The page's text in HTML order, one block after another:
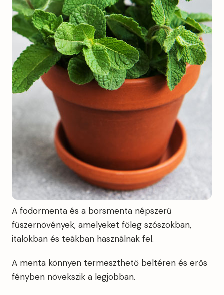
A fodormenta és a borsmenta népszerű
fűszernövények, amelyeket főleg szószokban,
italokban és teákban használnak fel.
A menta könnyen termeszthető beltéren és erős
fényben növekszik a legjobban.